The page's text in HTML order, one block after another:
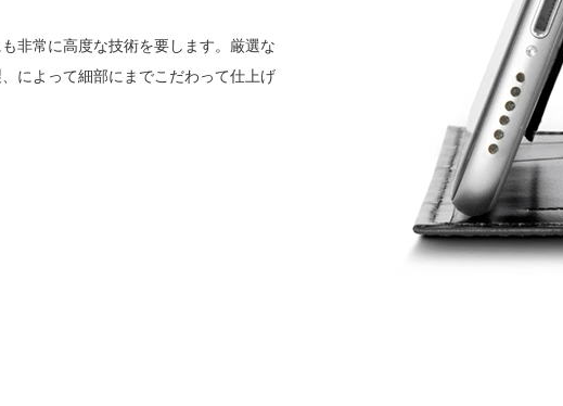
非常に高度な技術を要します。厳選な
によって細部にまでこだわって仕上げ